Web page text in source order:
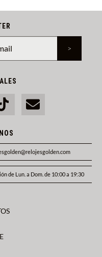
de Lun. a Dom. de 10:00 a 19:30